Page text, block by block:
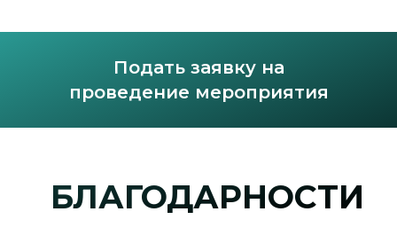
Подать заявку на
проведение мероприятия
БЛАГОДАРНОСТИ